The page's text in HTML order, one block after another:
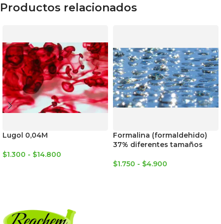
Productos relacionados
Lugol 0,04M
$1.300 - $14.800
Formalina (formaldehido)
37% diferentes tamaños
$1.750 - $4.900